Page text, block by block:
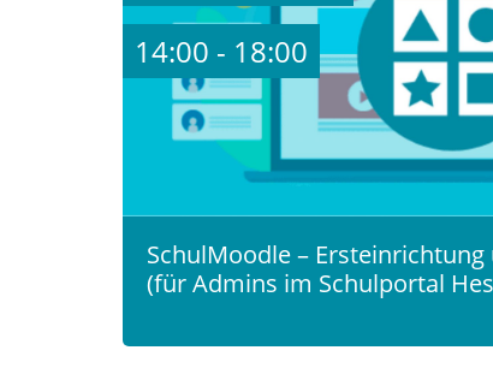
14:00 - 18:00
SchulMoodle –
(für Admins im Schulportal